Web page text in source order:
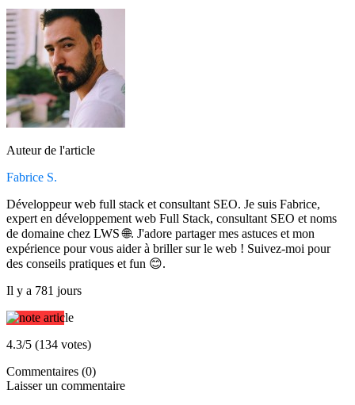
Auteur de l'article
Fabrice S.
Développeur web full stack et consultant SEO. Je suis Fabrice,
expert en développement web Full Stack, consultant SEO et noms
de domaine chez LWS 🌐. J'adore partager mes astuces et mon
expérience pour vous aider à briller sur le web ! Suivez-moi pour
des conseils pratiques et fun 😊.
Il y a 781 jours
4.3/5 (134 votes)
Commentaires (0)
Laisser un commentaire